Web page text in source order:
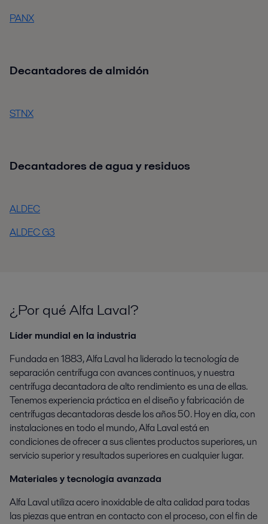
PANX
Decantadores de almidón
STNX
Decantadores de agua y residuos
ALDEC
ALDEC G3
¿Por qué Alfa Laval?
Líder mundial en la industria
Fundada en 1883, Alfa Laval ha liderado la tecnología de
separación centrífuga con avances continuos, y nuestra
centrífuga decantadora de alto rendimiento es una de ellas.
Tenemos experiencia práctica en el diseño y fabricación de
centrífugas decantadoras desde los años 50. Hoy en día, con
instalaciones en todo el mundo, Alfa Laval está en
condiciones de ofrecer a sus clientes productos superiores, un
servicio superior y resultados superiores en cualquier lugar.
Materiales y tecnología avanzada
Alfa Laval utiliza acero inoxidable de alta calidad para todas
las piezas que entran en contacto con el proceso, con el fin de